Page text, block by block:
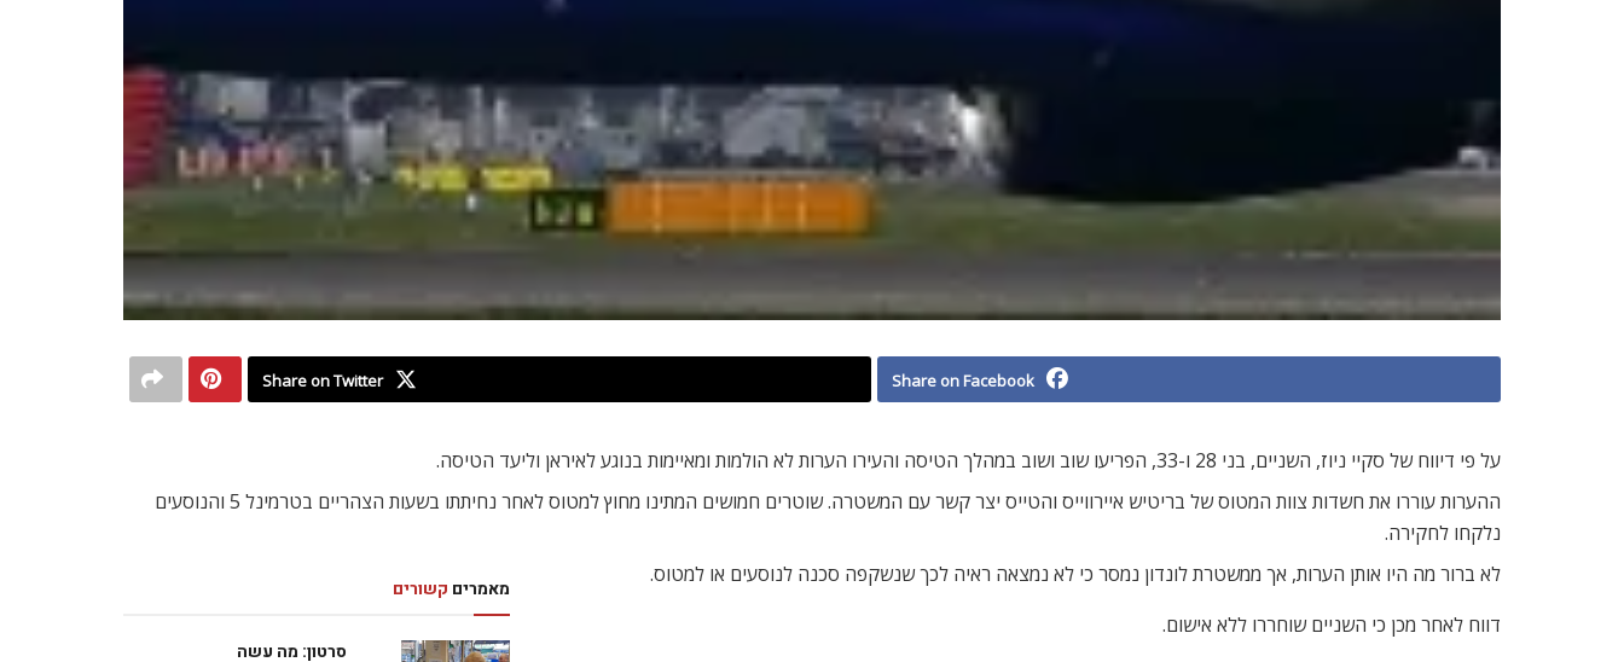
Share on Facebook
Share on Twitter
על פי דיווח של סקיי ניוז, השניים, בני 28 ו-33, הפריעו שוב ושוב במהלך הטיסה והעירו הערות לא הולמות ומאיימות בנוגע לאיראן וליעד הטיסה.
ההערות עוררו את חשדות צוות המטוס של בריטיש איירווייס והטייס יצר קשר עם המשטרה. שוטרים חמושים המתינו מחוץ למטוס לאחר נחיתתו בשעות הצהריים בטרמינל 5 והנוסעים
נלקחו לחקירה.
מאמרים קשורים
סרטון: מה עשה
לא ברור מה היו אותן הערות, אך ממשטרת לונדון נמסר כי לא נמצאה ראיה לכך שנשקפה סכנה לנוסעים או למטוס.
דווח לאחר מכן כי השניים שוחררו ללא אישום.